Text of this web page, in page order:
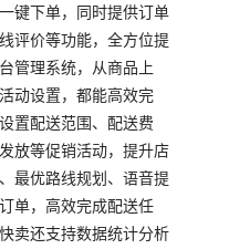
键下单，同时提供订单
评价等功能，全方位提
管理系统，从商品上
动设置，都能高效完
置配送范围、配送费
放等促销活动，提升店
最优路线规划、语音提
单，高效完成配送任
卖还支持数据统计分析